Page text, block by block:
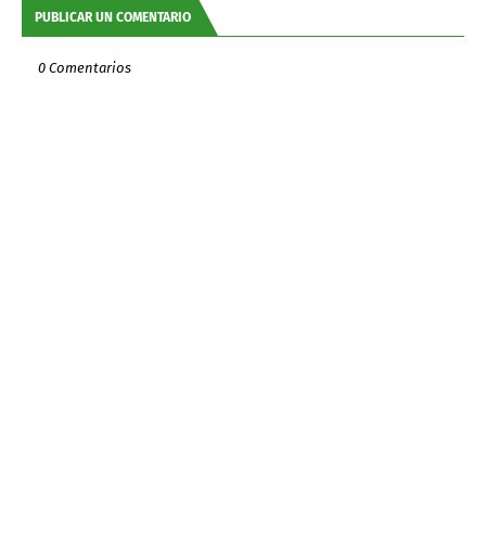
PUBLICAR UN COMENTARIO
0 Comentarios